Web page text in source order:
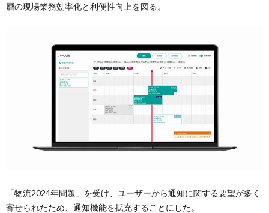
層の現場業務効率化と利便性向上を図る。
「物流2024年問題」を受け、ユーザーから通知に関する要望が多く
寄せられたため、通知機能を拡充することにした。